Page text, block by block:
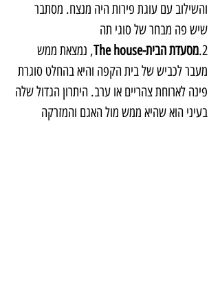
והשילוב עם עוגת פירות היה מנצח. מסתבר
שיש פה מבחר של סוגי תה
2. מסעדת הבית-The house
, נמצאת ממש
מעבר לכביש של בית הקפה והיא בהחלט סוגרת
פינה לארוחת צהריים או ערב. היתרון הגדול שלה
בעיני הוא שהיא ממש מול האגם והמזרקה